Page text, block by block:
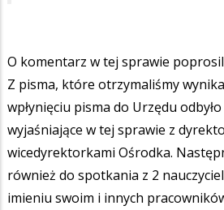
O komentarz w tej sprawie
Z pisma, które otrzymaliśmy
wpłynięciu pisma do Urzędu
wyjaśniające w tej sprawie z
wicedyrektorkami Ośrodka.
również do spotkania z 2
imieniu swoim i innych